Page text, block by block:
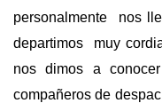
personalmente nos
departimos muy
nos dimos a
compañeros de